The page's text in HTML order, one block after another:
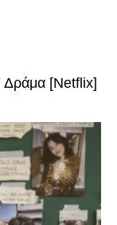
Δράμα [Netflix]